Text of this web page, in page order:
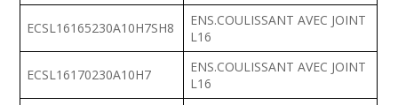
ECSL16165230A10H7SH8
ENS.COULISSANT AVEC JOINT
L16
ECSL16170230A10H7
ENS.COULISSANT AVEC JOINT
L16